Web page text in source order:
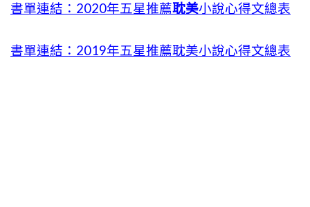
書單連結：2020年五星推薦耽美小說心得文總表
書單連結：2019年五星推薦耽美小說心得文總表